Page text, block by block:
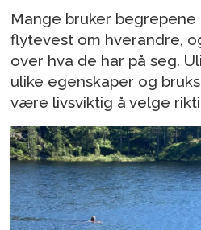
Mange bruker
flytevest om hverandre,
over hva de har på seg.
ulike egenskaper og
være livsviktig å velge